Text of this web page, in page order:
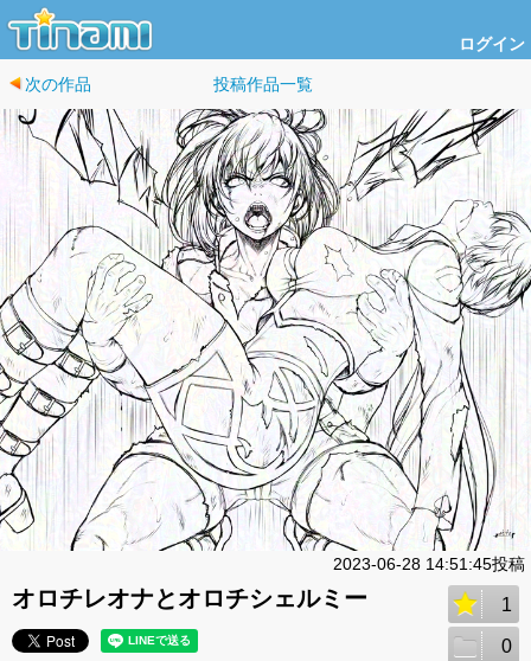
ログイン
次の作品 投稿作品一覧
2023-06-28 14:51:45投稿
オロチレオナとオロチシェルミー 1
0